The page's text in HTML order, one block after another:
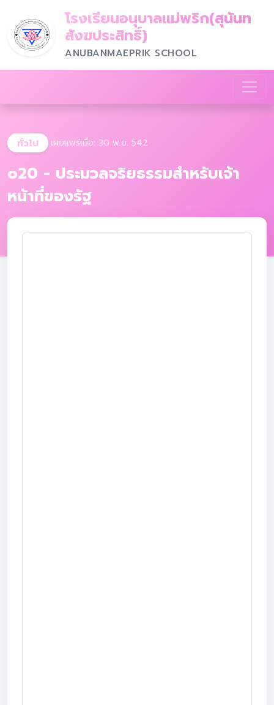
โรงเรียนอนุบาลแม่พริก(สุนันท
สังฆประสิทธิ์)
ANUBANMAEPRIK SCHOOL
ทั่วไป เผยแพร่เมื่อ: 30 พ.ย. 542
o20 - ประมวลจริยธรรมสําหรับเจ้า
หน้าที่ของรัฐ